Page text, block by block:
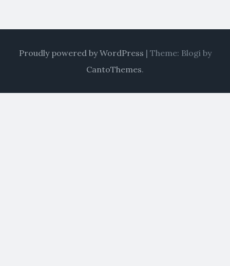
Proudly powered by WordPress | Theme: Blogi by
CantoThemes.